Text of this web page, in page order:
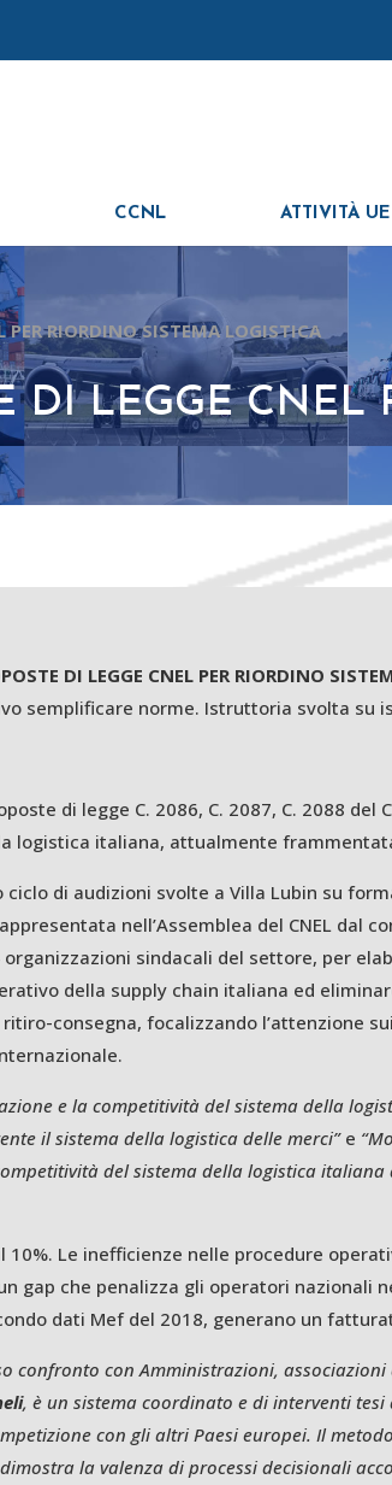
CCNL ATTIVITÀ UE
PER RIORDINO SISTEMA LOGISTICA
DI LEGGE CNEL
DI LEGGE CNEL PER RIORDINO
semplificare norme. Istruttoria svolta su
di legge C. 2086, C. 2087, C. 2088 del
logistica italiana, attualmente
di audizioni svolte a Villa Lubin su
nell’Assemblea del CNEL dal
sindacali del settore, per
della supply chain italiana ed
consegna, focalizzando l’attenzione
e la competitività del sistema della
il sistema della logistica delle merci” e
del sistema della logistica italiana
Le inefficienze nelle procedure
gap che penalizza gli operatori nazionali
dati Mef del 2018, generano un
confronto con Amministrazioni,
, è un sistema coordinato e di interventi
con gli altri Paesi europei. Il
la valenza di processi decisionali